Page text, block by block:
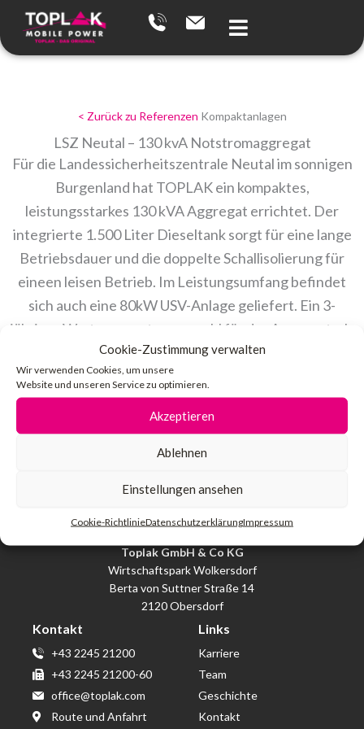
Cookie-Zustimmung verwalten
Wir verwenden Cookies, um unsere
Website und unseren Service zu optimieren.
Akzeptieren
Ablehnen
Einstellungen ansehen
Cookie-RichtlinieDatenschutzerklärungImpressum
Zum
Inhalt
springen
< Zurück zu Referenzen Kompaktanlagen
LSZ Neutal – 130 kvA Notstromaggregat
Für die Landessicherheitszentrale Neutal im sonnigen
Burgenland hat TOPLAK ein kompaktes,
leistungsstarkes 130 kVA Aggregat errichtet. Der
integrierte 1.500 Liter Dieseltank sorgt für eine lange
Betriebsdauer und die doppelte Schallisolierung für
eineen leisen Betrieb. Im Leistungsumfang befindet
sich auch eine 80kW USV-Anlage geliefert. Ein 3-
jähriger Wartungsvertrag sowohl für das Aggregat, als
auch die USV-Anlage komplettiert dieses Projekt.
Zurück
VORHERIGE REFERENZ
Toplak GmbH & Co KG
Wirtschaftspark Wolkersdorf
Berta von Suttner Straße 14
2120 Obersdorf
Kontakt
+43 2245 21200
+43 2245 21200-60
office@toplak.com
Route und Anfahrt
Links
Karriere
Team
Geschichte
Kontakt